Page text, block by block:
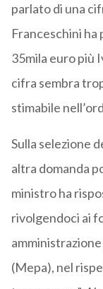
parlato di una
Franceschini ha
35mila euro più
cifra sembra
stimabile
Sulla selezione
altra domanda
ministro ha
rivolgendoci ai
(Mepa), nel